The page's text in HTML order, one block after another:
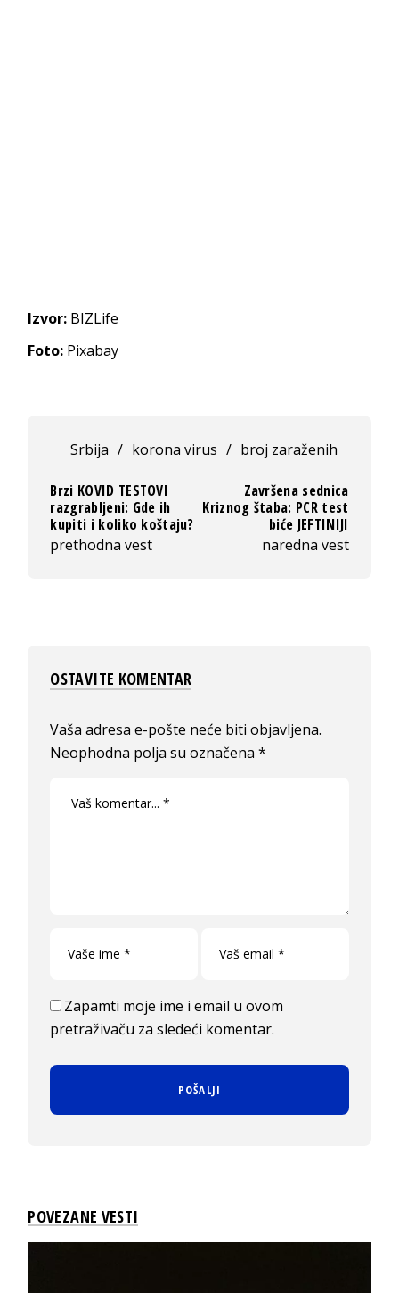
Izvor: BIZLife
Foto: Pixabay
Srbija / korona virus / broj zaraženih
Brzi KOVID TESTOVI
razgrabljeni: Gde ih
kupiti i koliko koštaju?
prethodna vest
Završena sednica
Kriznog štaba: PCR test
biće JEFTINIJI
naredna vest
OSTAVITE KOMENTAR
Vaša adresa e-pošte neće biti objavljena.
Neophodna polja su označena*
Zapamti moje ime i email u ovom
pretraživaču za sledeći komentar.
POVEZANE VESTI